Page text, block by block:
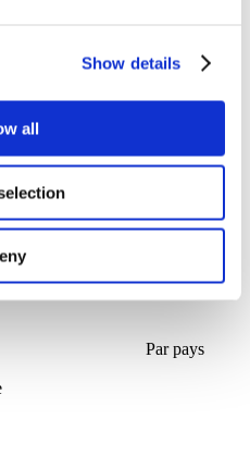
Show details
all
Par pays